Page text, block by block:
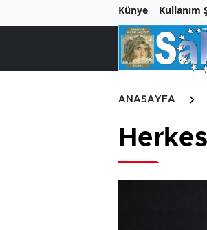
Künye Kullanım
ANASAYFA